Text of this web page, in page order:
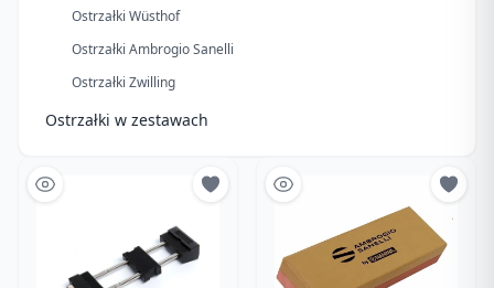
Ostrzałki Wüsthof
Ostrzałki Ambrogio Sanelli
Ostrzałki Zwilling
Ostrzałki w zestawach